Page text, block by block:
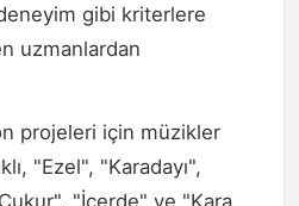
gibi kriterlere
uzmanlardan
projeleri için müzikler
"Ezel", "Karadayı",
"İçerde" ve "Kara